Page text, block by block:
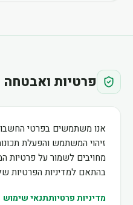
פרטיות ואבטחה
אנו משתמשים בפרטי
זיהוי המשתמש והפעלת
מחויבים לשמור על
בהתאם למדיניות הפרטיות
מדיניות פרטיותתנאי שימוש